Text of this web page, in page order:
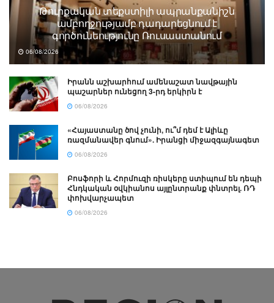
Թուրքական տեքստիլի ապրանքանիշն
ամբողջությամբ դադարեցնում է
գործունեությունը Ռուսաստանում
06/08/2026
Իրանն աշխարհում ամենաշատ նավթային
պաշարներ ունեցող 3-րդ երկիրն է
06/08/2026
«Հայաստանը ծով չունի, ու՞մ դեմ է Ալիևը
ռազմանավեր գնում». Իրանցի միջազգայնագետ
06/08/2026
Բոսֆորի և Հորմուզի ռիսկերը ստիպում են դեպի
Հնդկական օվկիանոս այլընտրանք փնտրել. ՌԴ
փոխվարչապետ
06/08/2026